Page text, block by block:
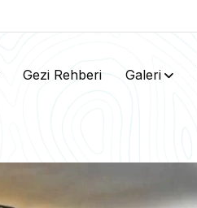
Gezi Rehberi Galeri